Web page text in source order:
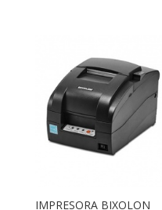
IMPRESORA BIXOLON